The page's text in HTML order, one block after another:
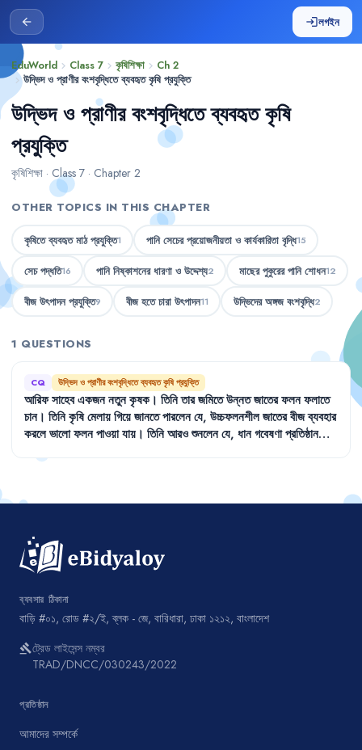
arrow_back loginলগইন
EduWorld chevron_right Class 7 chevron_right কৃষিশিক্ষা chevron_right Ch 2
chevron_rightউদ্ভিদ ও প্রাণীর বংশবৃদ্ধিতে ব্যবহৃত কৃষি প্রযুক্তি
উদ্ভিদ ও প্রাণীর বংশবৃদ্ধিতে ব্যবহৃত কৃষি
প্রযুক্তি
কৃষিশিক্ষা · Class 7 · Chapter 2
OTHER TOPICS IN THIS CHAPTER
কৃষিতে ব্যবহৃত মাঠ প্রযুক্তি1 পানি সেচের প্রয়োজনীয়তা ও কার্যকারিতা বৃদ্ধি15
সেচ পদ্ধতি16 পানি নিষ্কাশনের ধারণা ও উদ্দেশ্য2 মাছের পুকুরের পানি শোধন12
বীজ উৎপাদন প্রযুক্তি9 বীজ হতে চারা উৎপাদন11 উদ্ভিদের অঙ্গজ বংশবৃদ্ধি2
1 QUESTIONS
CQ উদ্ভিদ ও প্রাণীর বংশবৃদ্ধিতে ব্যবহৃত কৃষি প্রযুক্তি
আরিফসাহেবএকজননতুনকৃষক। তিনিতারজমিতেউন্নতজাতেরফলনফলাতে
চান। তিনিকৃষিমেলায়গিয়েজানতেপারলেনযে, উচ্চফলনশীলজাতেরবীজব্যবহার
করলেভালোফলনপাওয়াযায় । তিনিআরওশুনলেনযে, ধানগবেষণাপ্রতিষ্ঠান
ব্যবসার ঠিকানা
বাড়ি #০১, রোড #২/ই, ব্লক - জে, বারিধারা, ঢাকা ১২১২, বাংলাদেশ
gavelট্রেড লাইসেন্স নম্বর
TRAD/DNCC/030243/2022
প্রতিষ্ঠান
আমাদের সম্পর্কে